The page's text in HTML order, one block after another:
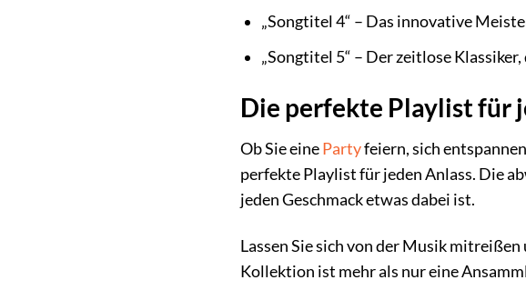
„Songtitel 4“ – Das innovative
„Songtitel 5“ – Der zeitlose
Die perfekte Playlist für
Ob Sie einePartyfeiern, sich
perfekte Playlist für jeden Anlass. Die
jeden Geschmack etwas dabei ist.
Lassen Sie sich von der Musik
Kollektion ist mehr als nur eine